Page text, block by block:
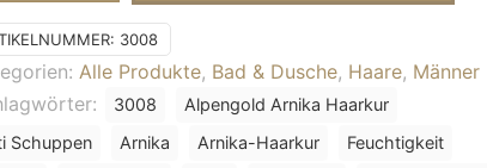
3008
Alle Produkte, Bad & Dusche, Haare, Männer
3008
Alpengold Arnika Haarkur
Schuppen
Arnika Arnika-Haarkur
Feuchtigkeit